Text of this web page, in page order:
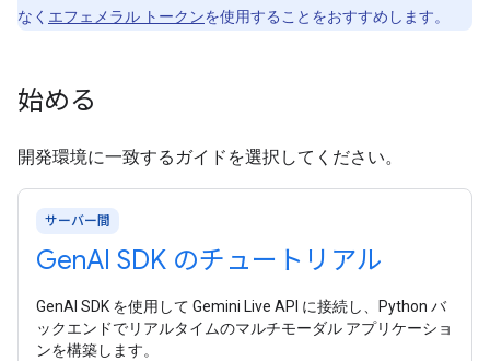
なく エフェメラル トークンを使用することをおすすめします。
始める
開発環境に一致するガイドを選択してください。
サーバー間
GenAI SDK のチュートリアル
GenAI SDK を使用して Gemini Live API に接続し、Python バ
ックエンドでリアルタイムのマルチモーダル アプリケーショ
ンを構築します。